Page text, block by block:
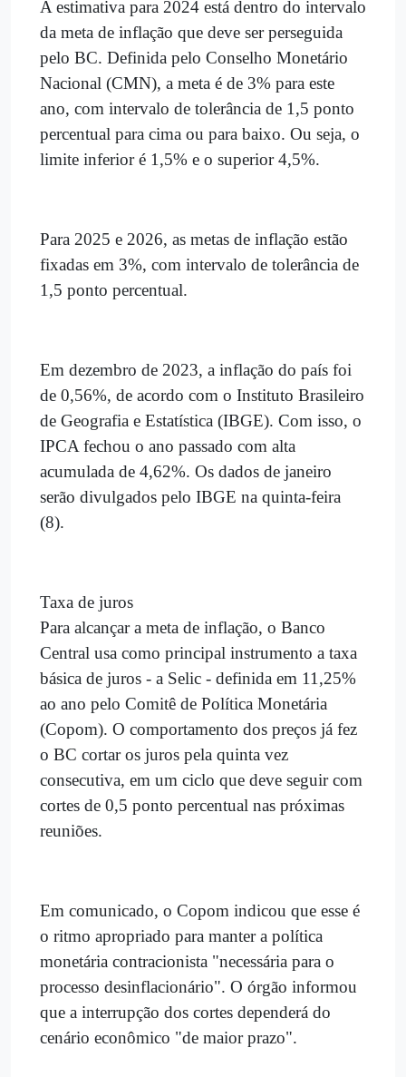
A estimativa para 2024 está dentro do intervalo
da meta de inflação que deve ser perseguida
pelo BC. Definida pelo Conselho Monetário
Nacional (CMN), a meta é de 3% para este
ano, com intervalo de tolerância de 1,5 ponto
percentual para cima ou para baixo. Ou seja, o
limite inferior é 1,5% e o superior 4,5%.
Para 2025 e 2026, as metas de inflação estão
fixadas em 3%, com intervalo de tolerância de
1,5 ponto percentual.
Em dezembro de 2023, a inflação do país foi
de 0,56%, de acordo com o Instituto Brasileiro
de Geografia e Estatística (IBGE). Com isso, o
IPCA fechou o ano passado com alta
acumulada de 4,62%. Os dados de janeiro
serão divulgados pelo IBGE na quinta-feira
(8).
Taxa de juros
Para alcançar a meta de inflação, o Banco
Central usa como principal instrumento a taxa
básica de juros - a Selic - definida em 11,25%
ao ano pelo Comitê de Política Monetária
(Copom). O comportamento dos preços já fez
o BC cortar os juros pela quinta vez
consecutiva, em um ciclo que deve seguir com
cortes de 0,5 ponto percentual nas próximas
reuniões.
Em comunicado, o Copom indicou que esse é
o ritmo apropriado para manter a política
monetária contracionista "necessária para o
processo desinflacionário". O órgão informou
que a interrupção dos cortes dependerá do
cenário econômico "de maior prazo".